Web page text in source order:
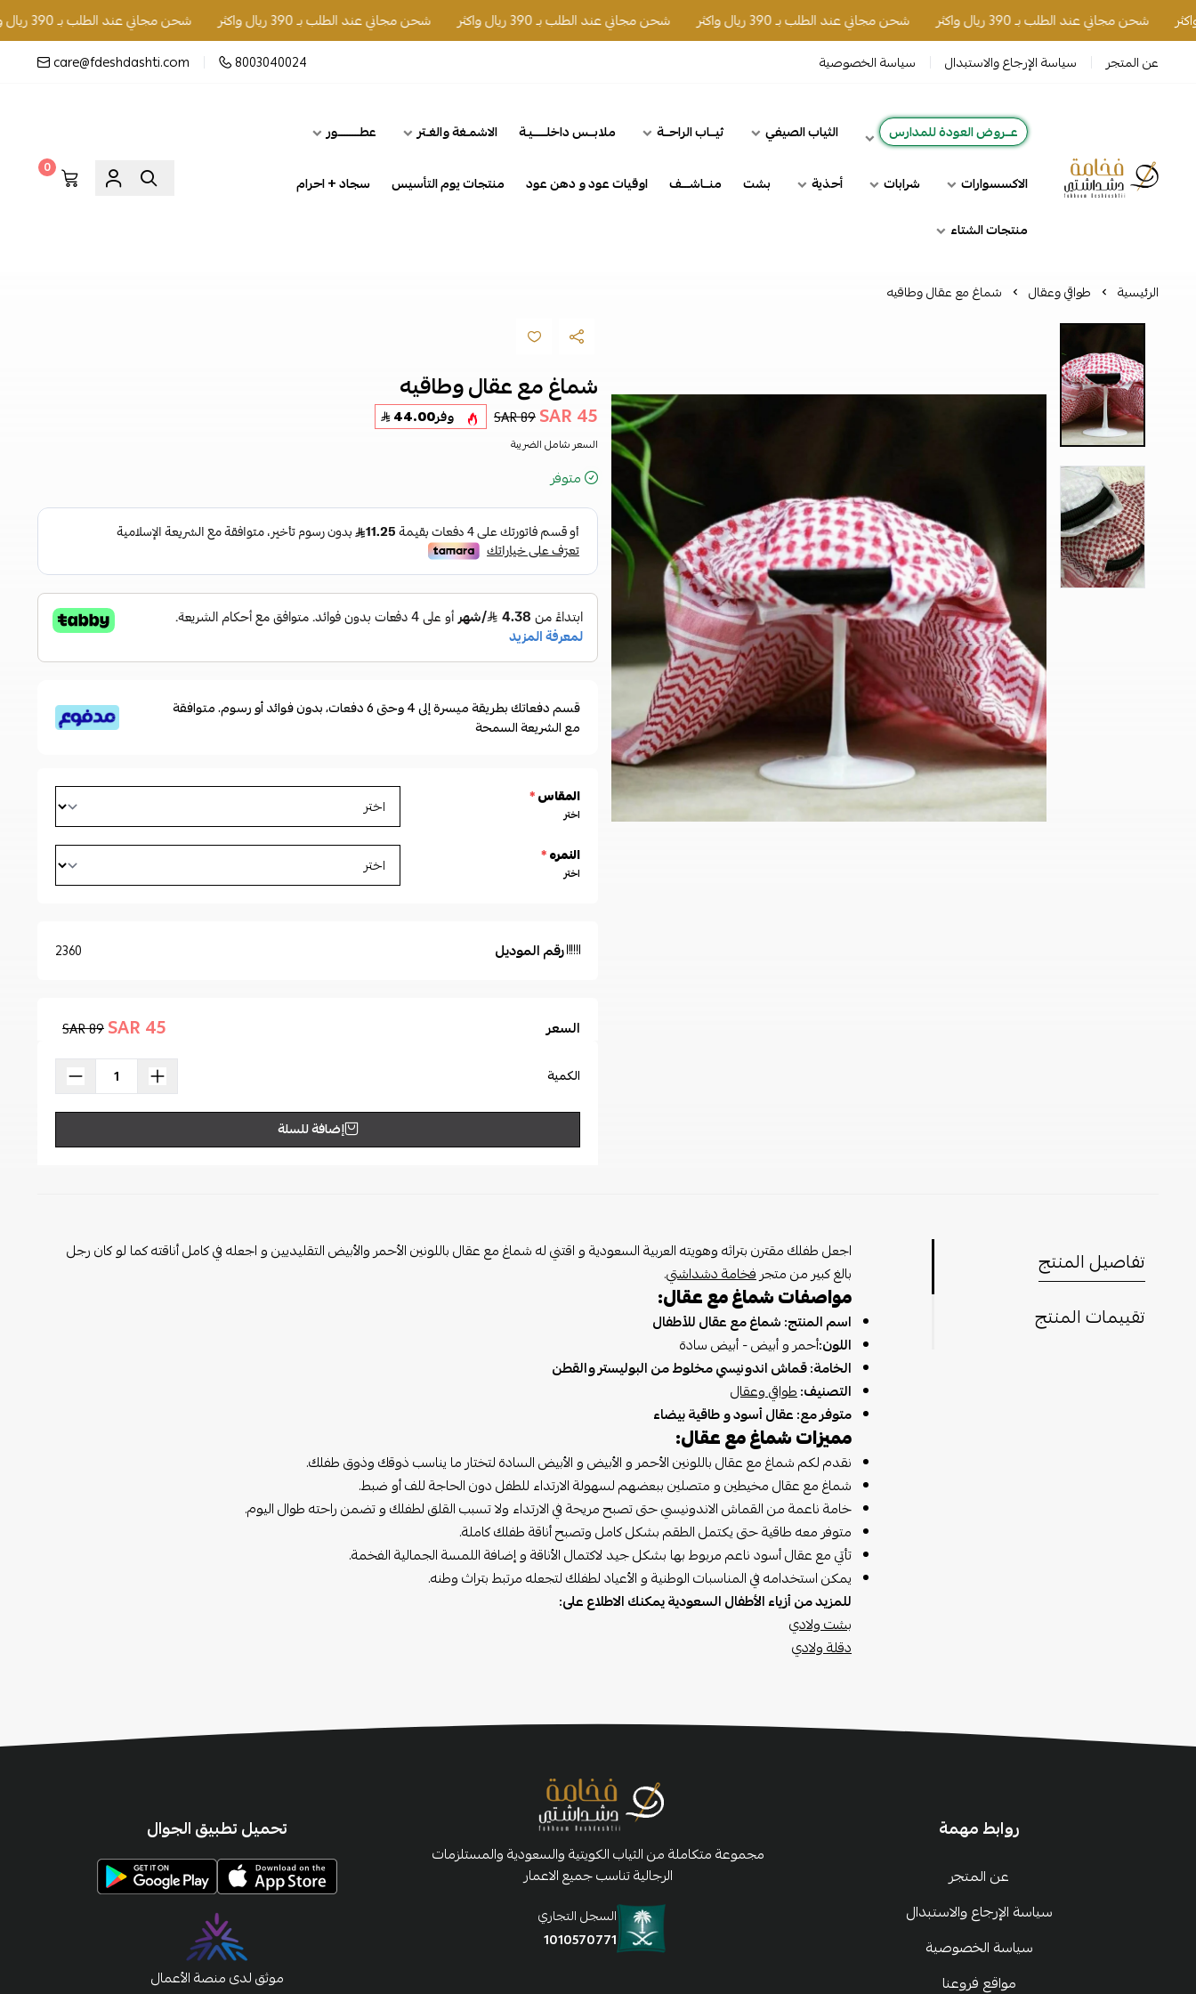
شحن مجاني عند الطلب بـ 390 ريال واكثر شحن مجاني عند الطلب بـ 390 ريال واكثر شحن مجاني عند الطلب بـ 390 ريال واكثر شحن مجاني عند الطلب بـ 390 ريال واكثر شحن مجاني عند الطلب بـ 390 ريال واكثر
عن المتجر سياسة الإرجاع والاستبدال سياسة الخصوصية 8003040024
care@fdeshdashti.com
فخامة دشداشتي
عــروض العودة للمدارس الثياب الصيفي ثيــاب الراحــة ملابــس داخلـــــيـة الاشمـغة والغـتر عطــــــــور
الاكسسوارات شرابات أحذية بشت منــاشـــف اوقيات عود و دهن عود منتجات يوم التأسيس
سجاد + احرام
منتجات الشتاء
0
الرئيسية طواقي وعقال شماغ مع عقال وطاقيه
شماغ مع عقال وطاقيه
45 SAR
89 SAR وفر44.00
السعر شامل الضريبة
متوفر
قسم دفعاتك بطريقة ميسرة إلى 4 وحتى 6 دفعات، بدون فوائد أو رسوم. متوافقة
مع الشريعة السمحة
المقاس*
اختر
النمره*
اختر
رقم الموديل 2360
السعر 45 SAR
89 SAR
الكمية
إضافة للسلة
تفاصيل المنتج
تقييمات المنتج
اجعل طفلك مقترن بتراثه وهويته العربية السعودية و اقتني له شماغ مع عقال باللونين الأحمر والأبيض التقليديين و اجعله في كامل أناقته كما لو كان رجل
بالغ كبير من متجرفخامة دشداشتي.
مواصفات شماغ مع عقال:
اسم المنتج: شماغ مع عقال للأطفال
اللون:أحمر و أبيض - أبيض سادة
الخامة: قماش اندونيسي مخلوط من البوليستر والقطن
التصنيف:طواقي وعقال
متوفر مع: عقال أسود و طاقية بيضاء
مميزات شماغ مع عقال:
نقدم لكم شماغ مع عقال باللونين الأحمر و الأبيض و الأبيض السادة لتختار ما يناسب ذوقك وذوق طفلك.
شماغ مع عقال مخيطين و متصلين ببعضهم لسهولة الارتداء للطفل دون الحاجة للف أو ضبط.
خامة ناعمة من القماش الاندونيسي حتى تصبح مريحة في الارتداء ولا تسبب القلق لطفلك و تضمن راحته طوال اليوم.
متوفر معه طاقية حتى يكتمل الطقم بشكل كامل وتصبح أناقة طفلك كاملة.
تأتي مع عقال أسود ناعم مربوط بها بشكل جيد لاكتمال الأناقة و إضافة اللمسة الجمالية الفخمة.
يمكن استخدامه في المناسبات الوطنية و الأعياد لطفلك لتجعله مرتبط بتراث وطنه.
للمزيد من أزياء الأطفال السعودية يمكنك الاطلاع على:
بشت ولادي
دقلة ولادي
روابط مهمة
عن المتجر
سياسة الإرجاع والاستبدال
سياسة الخصوصية
مواقع فروعنا
مجموعة متكاملة من الثياب الكويتية والسعودية والمستلزمات
الرجالية تناسب جميع الاعمار
السجل التجاري
1010570771
تحميل تطبيق الجوال
موثق لدى منصة الأعمال